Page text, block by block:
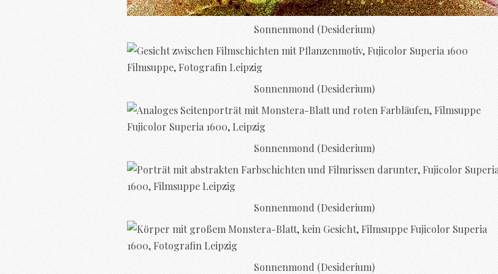
Sonnenmond (Desiderium)
Sonnenmond (Desiderium)
Sonnenmond (Desiderium)
Sonnenmond (Desiderium)
Sonnenmond (Desiderium)